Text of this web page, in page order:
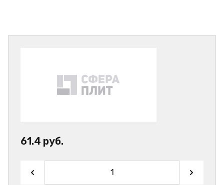
61.4 руб.